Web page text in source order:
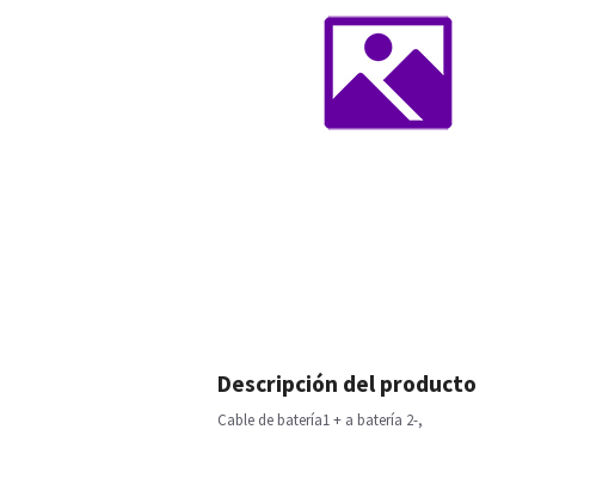
Descripción del producto
Cable de batería1 + a batería 2-,